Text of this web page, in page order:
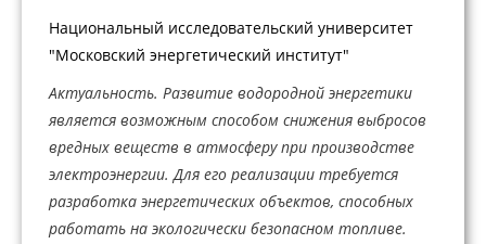
Национальный исследовательский университет
"Московский энергетический институт"
Актуальность. Развитие водородной энергетики
является возможным способом снижения выбросов
вредных веществ в атмосферу при производстве
электроэнергии. Для его реализации требуется
разработка энергетических объектов, способных
работать на экологически безопасном топливе.